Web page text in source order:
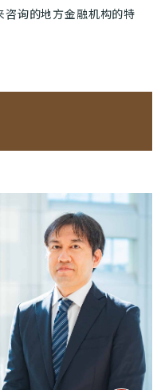
咨询的地方金融机构的特